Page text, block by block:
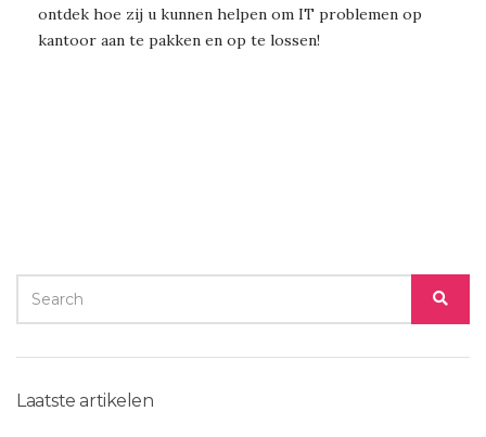
ontdek hoe zij u kunnen helpen om IT problemen op
kantoor aan te pakken en op te lossen!
SEARCH
FOR:
Laatste artikelen